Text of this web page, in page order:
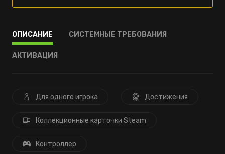
ОПИСАНИЕ СИСТЕМНЫЕ ТРЕБОВАНИЯ
АКТИВАЦИЯ
Для одного игрока Достижения
Коллекционные карточки Steam
Контроллер